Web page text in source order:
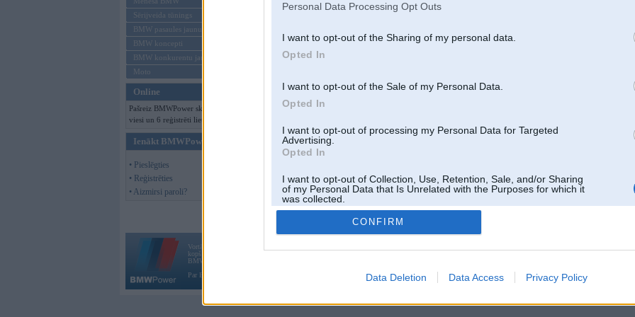
Personal Data Processing Opt Outs
I want to opt-out of the Sharing of my personal data.
Opted In
I want to opt-out of the Sale of my Personal Data.
Opted In
I want to opt-out of processing my Personal Data for Targeted
Advertising.
Opted In
I want to opt-out of Collection, Use, Retention, Sale, and/or Sharing
of my Personal Data that Is Unrelated with the Purposes for which it
was collected.
Opted Out
CONFIRM
Data Deletion Data Access Privacy Policy
Sērijveida tūnings
BMW pasaules jaunumi
BMW koncepti
BMW konkurentu jaunumi
Moto
Online
Pašreiz BMWPower skatās 170
viesi un 6 reģistrēti lietotāji.
Ienākt BMWPower
• Pieslēgties
• Reģistrēties
• Aizmirsi paroli?
Vortāls BMWPower.lv darbojas
kopš 2002. gada 14. maija. Tas nav auto klubs un nav saistīts ar
BMW AG.
Par BMWPower